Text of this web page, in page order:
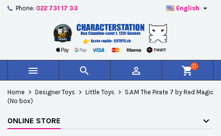
Phone: 022 731 17 33 English 
   shopping_cart0
Home Designer Toys Little Toys
S.A.M The Pirate 7 by Red Magic
(No box)
ONLINE STORE
Créer une nouvelle liste
Wishlist name
Cancel Create wishlist
You need to be logged in to save products in your